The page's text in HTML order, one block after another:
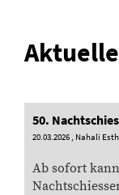
50.
20.03.2026, Nahali
Ab sofort